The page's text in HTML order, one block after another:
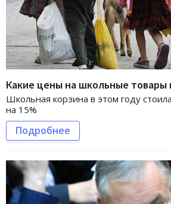
Какие цены на школьные товары
Школьная корзина в этом году
на 15%
Подробнее